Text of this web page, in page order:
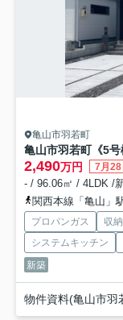
亀山市羽若町
亀山市羽若町《5号
2,490万円 7月28
- / 96.06㎡ / 4LDK /
関西本線「亀山」
プロパンガス 収
システムキッチン
新築
物件資料(亀山市羽